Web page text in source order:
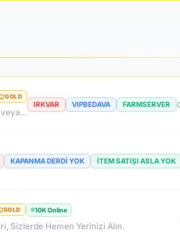
GOLD
Official Sunucumuzda +2500 User ile sorunsuz bir şekilde sunucumuzu aktif ettik. Aktif edilen sunucumuza geç kalmış veya başlayamayan oyuncularımız için 2. Akademi Sunucumuz 14 Ağustos Cuma günü Aktif Edilecektir. %400 DROP , %400 EXP , %400 Coins Drobu olarak sunucu 14 ağustosda academy olarak aktif edilecektir. Sunucumuz 1 Lv aktif edilmesine rağmen oyuncularımızın geri kalmaması için Akademi sunucumuz 83 Lv Başlangıç Full Skill olarak aktif edilecektir.
IRKVAR VIPBEDAVA FARMSERVER
KAPANMA DERDİ YOK İTEM SATIŞI ASLA YOK
GOLD 10K Online
Sizlerde Hemen Yerinizi Alın.